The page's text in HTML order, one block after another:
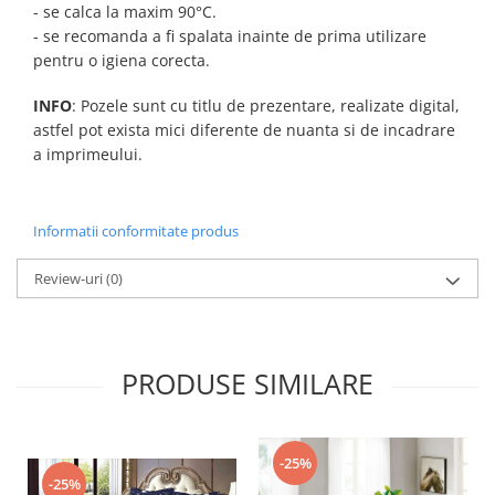
- se calca la maxim 90°C.
- se recomanda a fi spalata inainte de prima utilizare
pentru o igiena corecta.
INFO: Pozele sunt cu titlu de prezentare, realizate digital,
astfel pot exista mici diferente de nuanta si de incadrare
a imprimeului.
Informatii conformitate produs
Review-uri(0)
PRODUSE SIMILARE
-25%
-25%